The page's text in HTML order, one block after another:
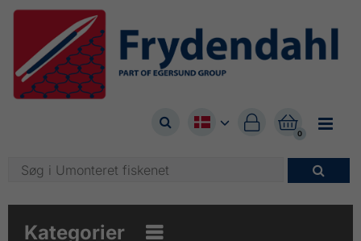


0


Kategorier 